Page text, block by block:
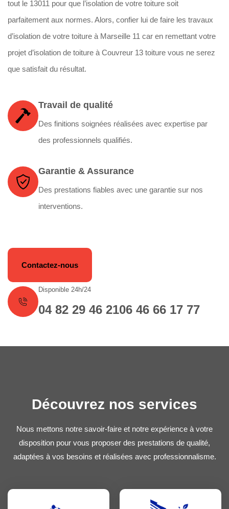
tout le 13011 pour que l’isolation de votre toiture soit
parfaitement aux normes. Alors, confier lui de faire les travaux
d’isolation de votre toiture à Marseille 11 car en remettant votre
projet d’isolation de toiture à Couvreur 13 toiture vous ne serez
que satisfait du résultat.
Travail de qualité
Des finitions soignées réalisées avec expertise par
des professionnels qualifiés.
Garantie & Assurance
Des prestations fiables avec une garantie sur nos
interventions.
Contactez-nous
Disponible 24h/24
04 82 29 46 2106 46 66 17 77
Découvrez nos services
Nous mettons notre savoir-faire et notre expérience à votre
disposition pour vous proposer des prestations de qualité,
adaptées à vos besoins et réalisées avec professionnalisme.